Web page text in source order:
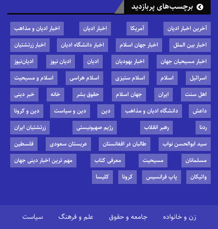
برچسب‌های پربازدید
آخرین اخبار ادیان آمریکا اخبار ادیان
اخبار ادیان و مذاهب
اخبار بین الملل
اخبار جهان اسلام اخبار دانشگاه ادیان
اخبار زرتشتیان
اخبار مسیحیان جهان
اخبار یهودیان ادیان ادیان نیوز
ادیان‌نیوز
اسرائیل
اسلام اسلام ستیزی اسلام هراسی
اسلام و مسیحیت
اهل سنت
ایران جهان اسلام حقوق بشر خانه
خبر دینی
داعش
دانشگاه ادیان و مذاهب دین دین و سیاست
دین و کرونا
ردنا
رهبر انقلاب رژیم صهیونیستی
زرتشتیان ایران
سید ابوالحسن نواب
طالبان در افغانستان عربستان سعودی
فلسطین
مسلمانان
مسیحیت معرفی کتاب
مهم ترین اخبار دینی جهان
واتیکان
پاپ فرانسیس کرونا کلیسا
زن و خانواده جامعه و حقوق علم و فرهنگ سیاست